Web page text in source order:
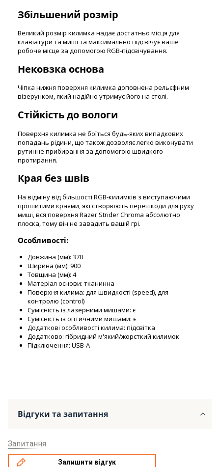
Збільшений розмір
Великий розмір килимка надає достатньо місця для
клавіатури та миші та максимально підсвічує ваше
робоче місце за допомогою RGB-підсвічування.
Нековзка основа
Чіпка нижня поверхня килимка доповнена рельєфним
візерунком, який надійно утримує його на столі.
Стійкість до вологи
Поверхня килимка не боїться будь-яких випадкових
попадань рідини, що також дозволяє легко виконувати
рутинне прибирання за допомогою швидкого
протирання.
Края без швів
На відміну від більшості RGB-килимків з виступаючими
прошитими краями, які створюють перешкоди для руху
миші, вся поверхня Razer Strider Chroma абсолютно
плоска, тому він не завадить вашій грі.
Особливості:
Довжина (мм): 370
Ширина (мм): 900
Товщина (мм): 4
Матеріал основи: тканинна
Поверхня килима: для швидкості (speed), для
контролю (control)
Сумісність із лазерними мишами: є
Сумісність із оптичними мишами: є
Додаткові особливості килима: підсвітка
Додатково: гібридний м'який/жорсткий килимок
Підключення: USB-A
Відгуки та запитання
Запитання
Залишити відгук